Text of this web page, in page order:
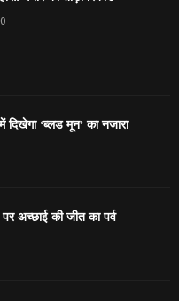
0
‘ब्लड मून’ का नजारा
अच्छाई की जीत का पर्व